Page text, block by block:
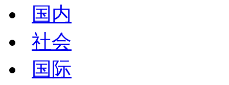
国内
社会
国际